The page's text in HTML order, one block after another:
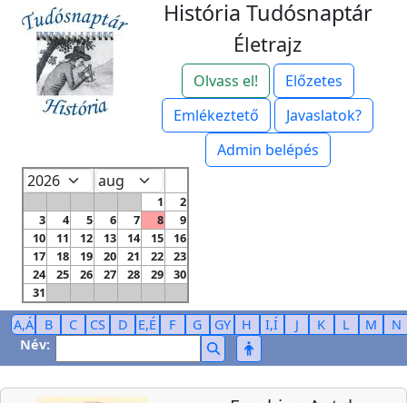
História Tudósnaptár
Életrajz
Olvass el!
Előzetes
Emlékeztető
Javaslatok?
Admin belépés
1
2
3
4 5 6 7 8
9
10
11 12 13 14 15
16
17
18 19 20 21 22
23
24
25 26 27 28 29
30
31
A,Á B C CS D E,É F G GY H I,Í J K L M
N
Név: